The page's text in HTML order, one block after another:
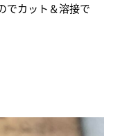
でカット＆溶接で